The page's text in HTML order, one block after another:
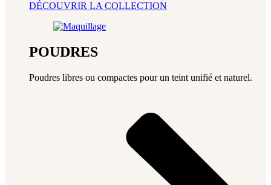
DÉCOUVRIR LA COLLECTION
POUDRES
Poudres libres ou compactes pour un teint unifié et naturel.